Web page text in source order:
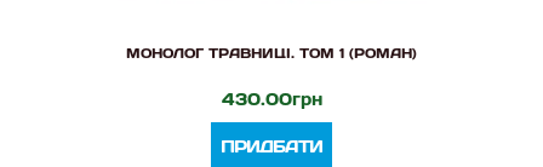
МОНОЛОГ ТРАВНИЦІ. ТОМ 1 (РОМАН)
430.00грн
ПРИДБАТИ